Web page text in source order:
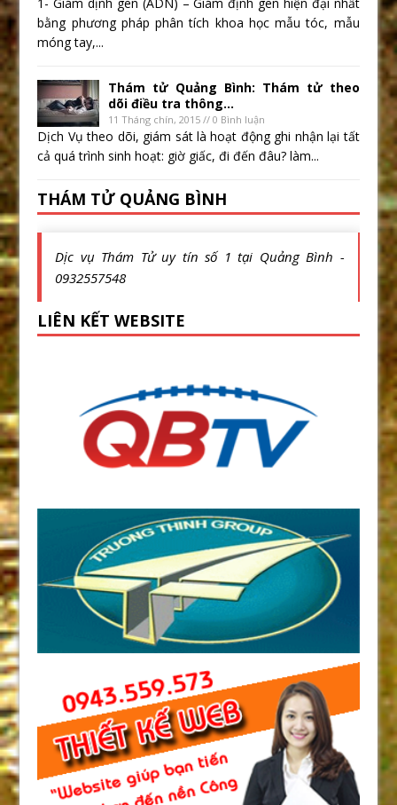
bằng phương pháp phân tích khoa học mẫu tóc, mẫu
móng tay,...
Thám tử Quảng Bình: Thám tử theo
dõi điều tra thông...
11 Tháng chín, 2015 // 0 Bình luận
Dịch Vụ theo dõi, giám sát là hoạt động ghi nhận lại tất
cả quá trình sinh hoạt: giờ giấc, đi đến đâu? làm...
THÁM TỬ QUẢNG BÌNH
Dịc vụ Thám Tử uy tín số 1 tại Quảng Bình -
0932557548
LIÊN KẾT WEBSITE